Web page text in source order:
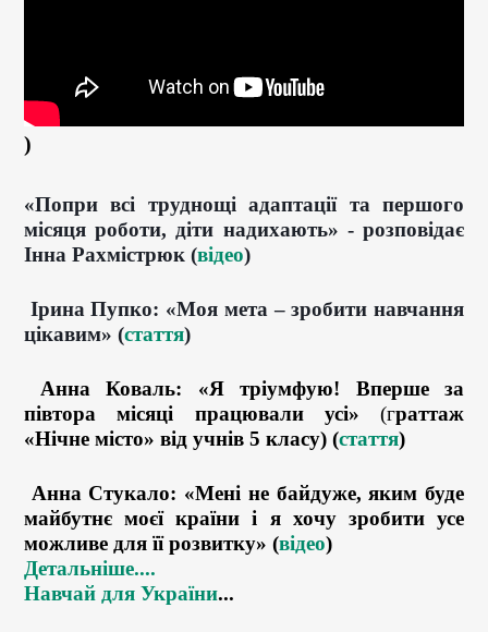
)
«Попри всі труднощі адаптації та першого
місяця роботи, діти надихають» - розповідає
Інна Рахмістрюк (відео)
Ірина Пупко: «Моя мета – зробити навчання
цікавим» (стаття)
Анна Коваль: «Я тріумфую! Вперше за
півтора місяці працювали усі» (граттаж
«Нічне місто» від учнів 5 класу) (стаття)
Анна Стукало: «Мені не байдуже, яким буде
майбутнє моєї країни і я хочу зробити усе
можливе для її розвитку» (відео)
Детальніше....
Навчай для України...